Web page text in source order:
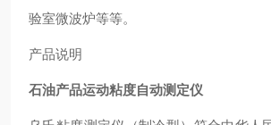
验室微波炉等等。
产品说明
石油产品运动粘度自动测定仪